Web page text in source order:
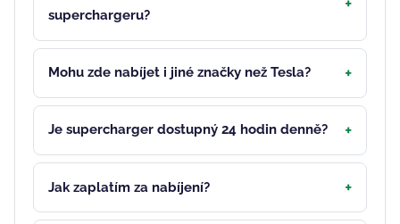
superchargeru?
Mohu zde nabíjet i jiné značky než Tesla?
Je supercharger dostupný 24 hodin denně?
Jak zaplatím za nabíjení?